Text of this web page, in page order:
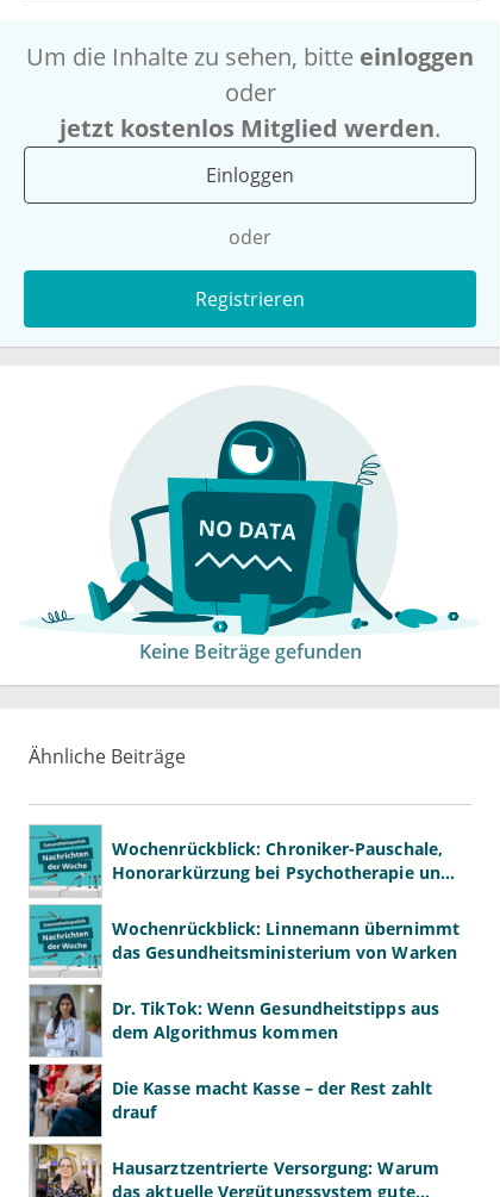
Um die Inhalte zu sehen, bitte einloggen
oder
jetzt kostenlos Mitglied werden.
Einloggen
oder
Registrieren
Keine Beiträge gefunden
Ähnliche Beiträge
Wochenrückblick: Chroniker-Pauschale,
Honorarkürzung bei Psychotherapie und
Wochenrückblick: Linnemann übernimmt
das Gesundheitsministerium von Warken
Dr. TikTok: Wenn Gesundheitstipps aus
dem Algorithmus kommen
Die Kasse macht Kasse – der Rest zahlt
drauf
Hausarztzentrierte Versorgung: Warum
das aktuelle Vergütungssystem gute